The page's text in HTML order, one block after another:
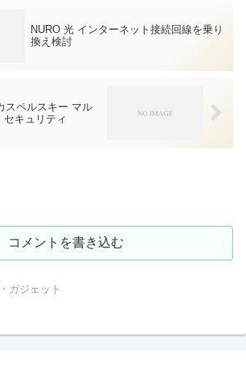
NURO 光 インターネット接続回線を乗り
換え検討
スペルスキー マル
キュリティ
コメントを書き込む
ガジェット